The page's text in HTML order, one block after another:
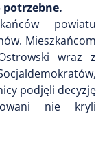
potrzebne.
powiatu
Mieszkańcom
wraz z
podjęli decyzję
nie kryli